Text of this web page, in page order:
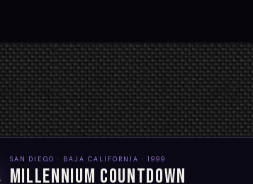
SAN DIEGO · BAJA CALIFORNIA · 1999
Millennium Countdown